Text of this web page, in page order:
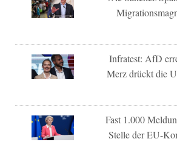
Infratest: AfD
Merz drückt die
Fast 1.000
Stelle der EU-